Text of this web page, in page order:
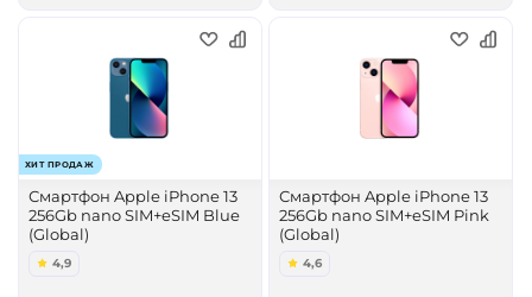
ХИТ ПРОДАЖ
Смартфон Apple iPhone 13
256Gb nano SIM+eSIM Blue
(Global)
4,9
Смартфон Apple iPhone 13
256Gb nano SIM+eSIM Pink
(Global)
4,6